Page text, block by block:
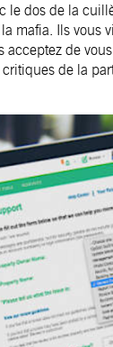
le dos de la
mafia. Ils vous
de
de la